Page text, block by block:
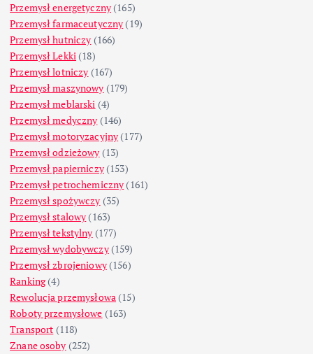
Przemysł energetyczny (165)
Przemysł farmaceutyczny (19)
Przemysł hutniczy (166)
Przemysł Lekki (18)
Przemysł lotniczy (167)
Przemysł maszynowy (179)
Przemysł meblarski (4)
Przemysł medyczny (146)
Przemysł motoryzacyjny (177)
Przemysł odzieżowy (13)
Przemysł papierniczy(153)
Przemysł petrochemiczny (161)
Przemysł spożywczy (35)
Przemysł stalowy (163)
Przemysł tekstylny (177)
Przemysł wydobywczy(159)
Przemysł zbrojeniowy(156)
Ranking(4)
Rewolucja przemysłowa (15)
Roboty przemysłowe (163)
Transport (118)
Znane osoby (252)